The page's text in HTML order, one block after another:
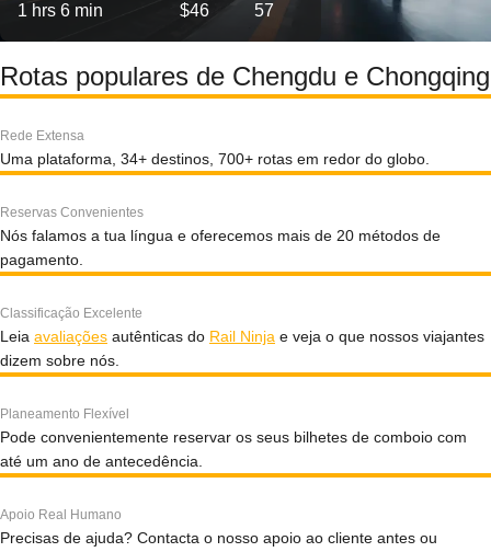
1 hrs 6 min $46 57
Rotas populares de Chengdu e Chongqing
Rede Extensa
Uma plataforma, 34+ destinos, 700+ rotas em redor do globo.
Reservas Convenientes
Nós falamos a tua língua e oferecemos mais de 20 métodos de
pagamento.
Classificação Excelente
Leia avaliações autênticas do Rail Ninja e veja o que nossos viajantes
dizem sobre nós.
Planeamento Flexível
Pode convenientemente reservar os seus bilhetes de comboio com
até um ano de antecedência.
Apoio Real Humano
Precisas de ajuda? Contacta o nosso apoio ao cliente antes ou